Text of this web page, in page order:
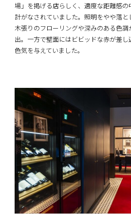
場」を掲げる店らしく、適度な距離感
計がなされていました。照明をやや落
木張りのフローリングや深みのある色
出。一方で壁面にはビビッドな赤が差
色気を与えていました。